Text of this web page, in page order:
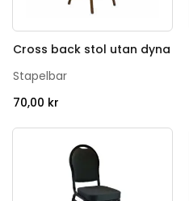
Cross back stol utan dyna
Stapelbar
70,00 kr